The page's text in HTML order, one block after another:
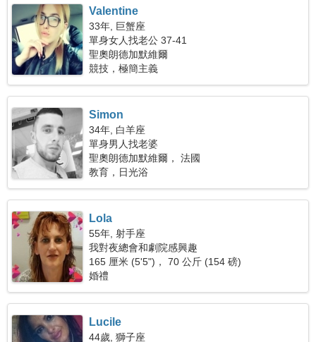
Valentine
33年, 巨蟹座
單身女人找老公 37-41
聖奧朗德加默維爾
競技，極簡主義
Simon
34年, 白羊座
單身男人找老婆
聖奧朗德加默維爾， 法國
教育，日光浴
Lola
55年, 射手座
我對夜總會和劇院感興趣
165 厘米 (5'5")， 70 公斤 (154 磅)
婚禮
Lucile
44歲, 獅子座